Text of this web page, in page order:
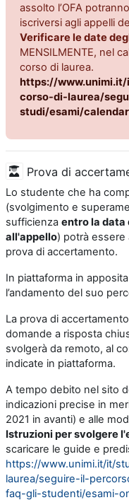
assolto l’OFA
iscriversi agli appelli
Verificare le date
MENSILMENTE, nel
corso di laurea.
https://
corso-di-laurea/
studi/esami/
Prova di
Lo studente che ha
(svolgimento e
sufficienza entro la data
all'appello) potrà essere
prova di accertamento.
In piattaforma in
l’andamento del suo
La prova di
domande a risposta
svolgerà da remoto, al
indicate in piattaforma.
A tempo debito nel sito
indicazioni precise in
2021 in avanti) e alle
Istruzioni per svolgere
scaricare le guide e
https://www.unimi.it/it/
laurea/seguire-il-
faq-gli-studenti/esami-